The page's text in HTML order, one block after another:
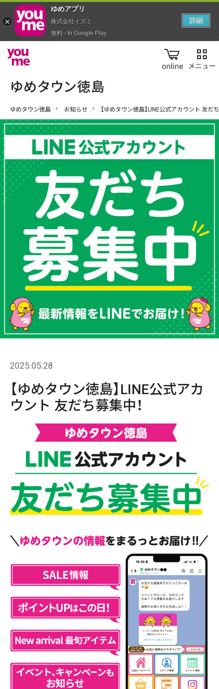
online
ゆめタウン徳島 お知らせ 【ゆめタウン徳島】LINE公式アカウント 友だ
2025.05.28
【ゆめタウン徳島】LINE公式アカ
ウント 友だち募集中！
ゆめアプ‪リ‬
株式会社イズミ
無料 - In Google Play
詳細